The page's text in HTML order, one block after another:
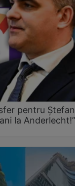
pentru Ștefan
la Anderlecht!”